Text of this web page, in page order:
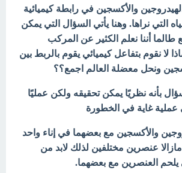
والأكسجين في رابطة كيميائية
التي نراها. وهنا يأتي السؤال التي يمكن
طالما أننا نعلم الكثير عن المركب
لا نقوم بتفاعل كيميائي يقوم بالربط بين
ونحل معضلة العالم اجمع؟؟
بأنه نظريًا يمكن تحقيقه ولكن عمليًا
غاية في الخطورة
والأكسجين مع بعضهما في إناء واحد
عنصرين مختلفين لذلك لابد من
العنصرين مع بعضهما.